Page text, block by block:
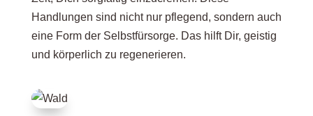
Handlungen sind nicht nur pflegend, sondern auch
eine Form der Selbstfürsorge. Das hilft Dir, geistig
und körperlich zu regenerieren.